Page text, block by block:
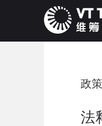
政
法